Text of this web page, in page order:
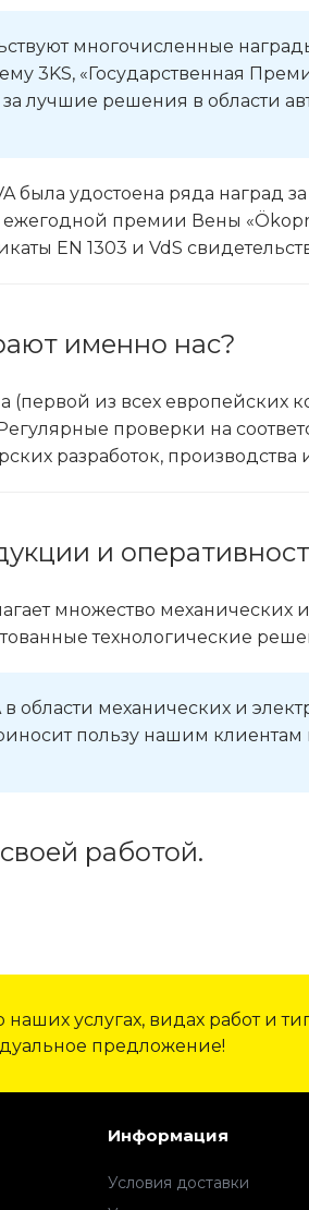
многочисленные
3KS, «Государственная
за лучшие решения в области
была удостоена ряда наград
премии Вены
EN 1303 и VdS
именно нас?
(первой из всех
проверки на
разработок,
и
множество
технологические
области механических и
пользу нашим
работой.
услугах, видах работ и
предложение!
Информация
Условия доставки